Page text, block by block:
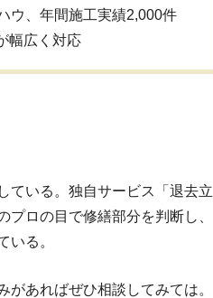
ウ、年間施工実績2,000件
幅広く対応
ている。独自サービス「退去立
ロの目で修繕部分を判断し、
いる。
あればぜひ相談してみては。